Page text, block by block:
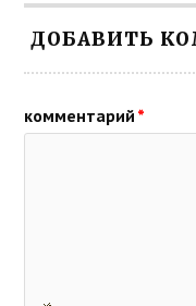
ДОБАВИТЬ
комментарий *